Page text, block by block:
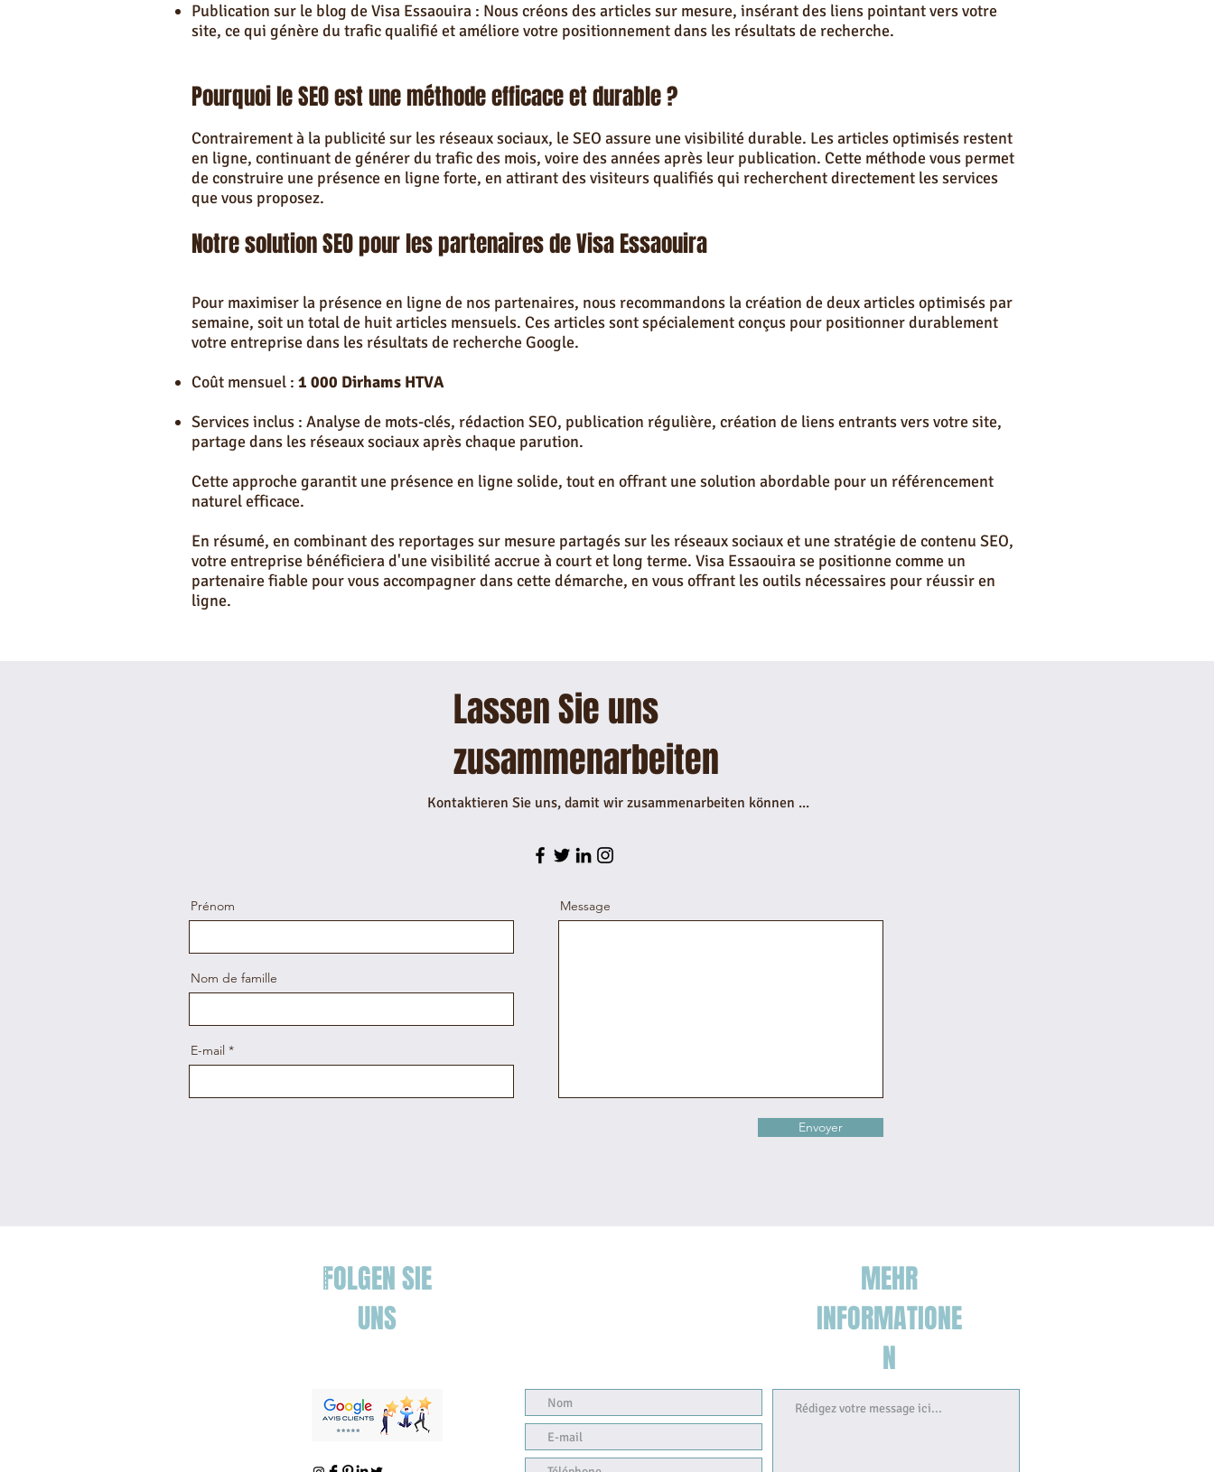
Publication sur le blog de Visa Essaouira : Nous créons des articles sur mesure, insérant des liens pointant vers votre
site, ce qui génère du trafic qualifié et améliore votre positionnement dans les résultats de recherche.
Pourquoi le SEO est une méthode efficace et durable ?
Contrairement à la publicité sur les réseaux sociaux, le SEO assure une visibilité durable. Les articles optimisés restent
en ligne, continuant de générer du trafic des mois, voire des années après leur publication. Cette méthode vous permet
de construire une présence en ligne forte, en attirant des visiteurs qualifiés qui recherchent directement les services
que vous proposez.
Notre solution SEO pour les partenaires de Visa Essaouira
Pour maximiser la présence en ligne de nos partenaires, nous recommandons la création de deux articles optimisés par
semaine, soit un total de huit articles mensuels. Ces articles sont spécialement conçus pour positionner durablement
votre entreprise dans les résultats de recherche Google.
Coût mensuel : 1 000 Dirhams HTVA
Services inclus : Analyse de mots-clés, rédaction SEO, publication régulière, création de liens entrants vers votre site,
partage dans les réseaux sociaux après chaque parution.
Cette approche garantit une présence en ligne solide, tout en offrant une solution abordable pour un référencement
naturel efficace.
En résumé, en combinant des reportages sur mesure partagés sur les réseaux sociaux et une stratégie de contenu SEO,
votre entreprise bénéficiera d'une visibilité accrue à court et long terme. Visa Essaouira se positionne comme un
partenaire fiable pour vous accompagner dans cette démarche, en vous offrant les outils nécessaires pour réussir en
ligne.
Lassen Sie uns
zusammenarbeiten
Kontaktieren Sie uns, damit wir zusammenarbeiten können ...
Prénom
Nom de famille
E-mail
Message
Envoyer
FOLGEN SIE
UNS
MEHR
INFORMATIONE
N